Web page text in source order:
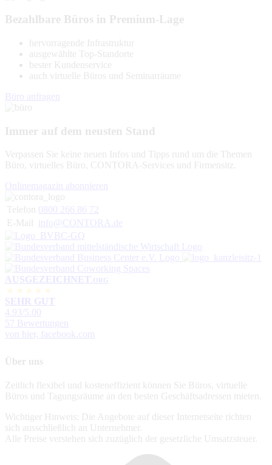
Bezahlbare Büros in Premium-Lage
hervorragende Infrastruktur
ausgewählte Top-Standorte
bester Kundenservice
auch virtuelle Büros und Seminarräume
Büro anfragen
Immer auf dem neusten Stand
Verpassen Sie keine neuen Infos und Tipps rund um die Themen
Büro, virtuelles Büro, CONTORA-Services und Firmensitz.
Onlinemagazin abonnieren
Telefon
0800 266 86 72
E-Mail
info@CONTORA.de
AUSGEZEICHNET .ORG
SEHR GUT
4.93 /5.00
57 Bewertungen
von hier, facebook.com
Über uns
Zeitlich flexibel und kosteneffizient können Sie Büros, virtuelle
Büros und Tagungsräume an den besten Geschäftsadressen mieten.
Wichtiger Hinweis: Die Angebote auf dieser Internetseite richten
sich ausschließlich an Unternehmer.
Alle Preise verstehen sich zuzüglich der gesetzliche Umsatzsteuer.